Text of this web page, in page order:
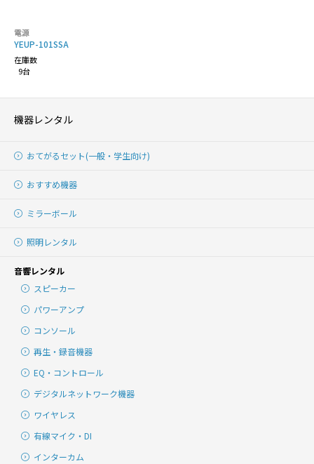
電源
YEUP-101SSA
在庫数
9台
機器レンタル
おてがるセット(一般・学生向け)
おすすめ機器
ミラーボール
照明レンタル
音響レンタル
スピーカー
パワーアンプ
コンソール
再生・録音機器
EQ・コントロール
デジタルネットワーク機器
ワイヤレス
有線マイク・DI
インターカム